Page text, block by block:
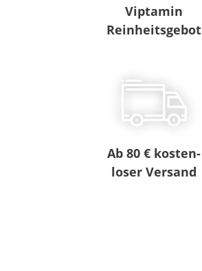
Viptamin
Reinheitsgebot
Ab 80 € kosten-
loser Versand